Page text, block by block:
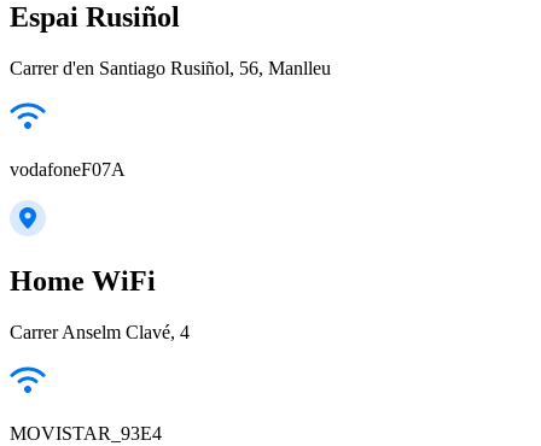
Espai Rusiñol
Carrer d'en Santiago Rusiñol, 56, Manlleu
vodafoneF07A
Home WiFi
Carrer Anselm Clavé, 4
MOVISTAR_93E4